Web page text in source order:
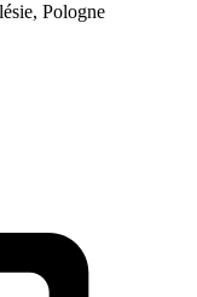
Pologne